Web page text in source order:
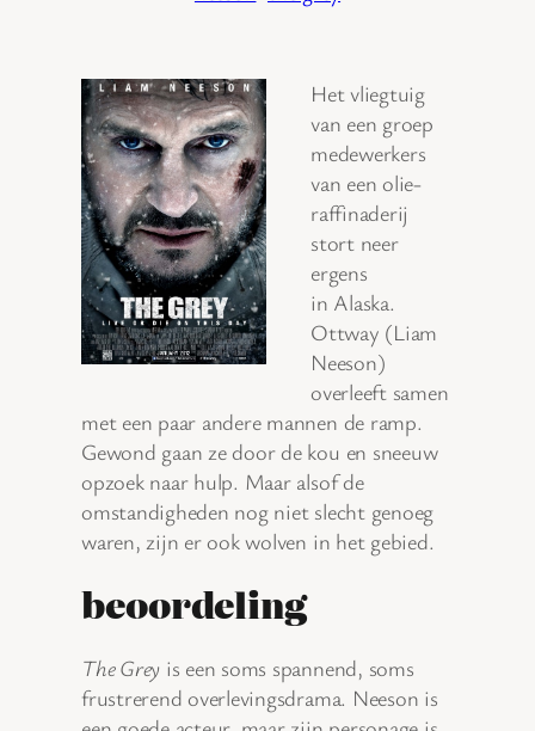
Het vliegtuig
van een groep
medewerkers
van een olie-
raffinaderij
stort neer
ergens
in Alaska.
Ottway (Liam
Neeson)
overleeft samen
met een paar andere mannen de ramp.
Gewond gaan ze door de kou en sneeuw
opzoek naar hulp. Maar alsof de
omstandigheden nog niet slecht genoeg
waren, zijn er ook wolven in het gebied.
beoordeling
The Grey is een soms spannend, soms
frustrerend overlevingsdrama. Neeson is